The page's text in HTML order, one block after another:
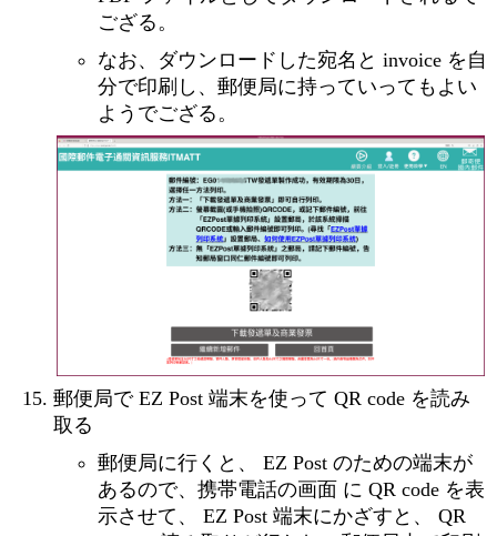
ござる。
なお、ダウンロードした宛名と invoice を自
分で印刷し、郵便局に持っていってもよい
ようでござる。
郵便局で EZ Post 端末を使って QR code を読み
取る
郵便局に行くと、 EZ Post のための端末が
あるので、携帯電話の画面 に QR code を表
示させて、 EZ Post 端末にかざすと、 QR